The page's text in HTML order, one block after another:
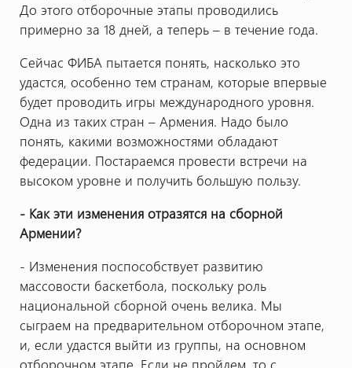
До этого отборочные этапы проводились
примерно за 18 дней, а теперь – в течение года.
Сейчас ФИБА пытается понять, насколько это
удастся, особенно тем странам, которые впервые
будет проводить игры международного уровня.
Одна из таких стран – Армения. Надо было
понять, какими возможностями обладают
федерации. Постараемся провести встречи на
высоком уровне и получить большую пользу.
- Как эти изменения отразятся на сборной
Армении?
- Изменения поспособствует развитию
массовости баскетбола, поскольку роль
национальной сборной очень велика. Мы
сыграем на предварительном отборочном этапе,
и, если удастся выйти из группы, на основном
отборочном этапе. Если не пройдем, то с